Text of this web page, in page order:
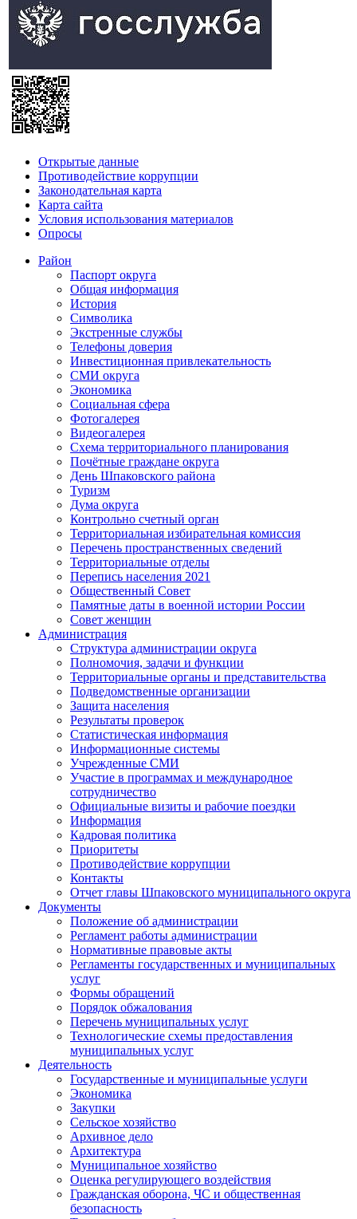
Открытые данные
Противодействие коррупции
Законодательная карта
Карта сайта
Условия использования материалов
Опросы
Район
Паспорт округа
Общая информация
История
Символика
Экстренные службы
Телефоны доверия
Инвестиционная привлекательность
СМИ округа
Экономика
Социальная сфера
Фотогалерея
Видеогалерея
Схема территориального планирования
Почётные граждане округа
День Шпаковского района
Туризм
Дума округа
Контрольно счетный орган
Территориальная избирательная комиссия
Перечень пространственных сведений
Территориальные отделы
Перепись населения 2021
Общественный Совет
Памятные даты в военной истории России
Совет женщин
Администрация
Структура администрации округа
Полномочия, задачи и функции
Территориальные органы и представительства
Подведомственные организации
Защита населения
Результаты проверок
Статистическая информация
Информационные системы
Учрежденные СМИ
Участие в программах и международное
сотрудничество
Официальные визиты и рабочие поездки
Информация
Кадровая политика
Приоритеты
Противодействие коррупции
Контакты
Отчет главы Шпаковского муниципального округа
Документы
Положение об администрации
Регламент работы администрации
Нормативные правовые акты
Регламенты государственных и муниципальных
услуг
Формы обращений
Порядок обжалования
Перечень муниципальных услуг
Технологические схемы предоставления
муниципальных услуг
Деятельность
Государственные и муниципальные услуги
Экономика
Закупки
Сельское хозяйство
Архивное дело
Архитектура
Муниципальное хозяйство
Оценка регулирующего воздействия
Гражданская оборона, ЧС и общественная
безопасность